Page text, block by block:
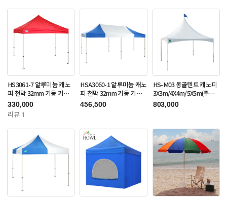
HS3061-7 알루미늄 캐노
피 천막 32mm 기둥 기본
형 3X3m(주문제작품)
330,000
리뷰 1
HSA3060-1 알루미늄 캐노
피 천막 32mm 기둥 기본
형 3X6m(주문제작품)
456,500
HS-M03 몽골텐트 캐노피
3X3m/4X4m/5X5m(주문
제작품)
803,000